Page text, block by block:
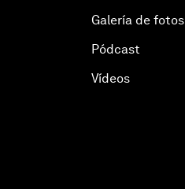
Galería de fotos
Pódcast
Vídeos